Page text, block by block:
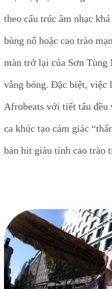
theo cấu trúc âm nhạc
bùng nổ hoặc cao trào
màn trở lại của Sơn Tùng
vắng bóng. Đặc biệt, việc
Afrobeats với tiết tấu đều
ca khúc tạo cảm giác
bản hit giàu tính cao trào